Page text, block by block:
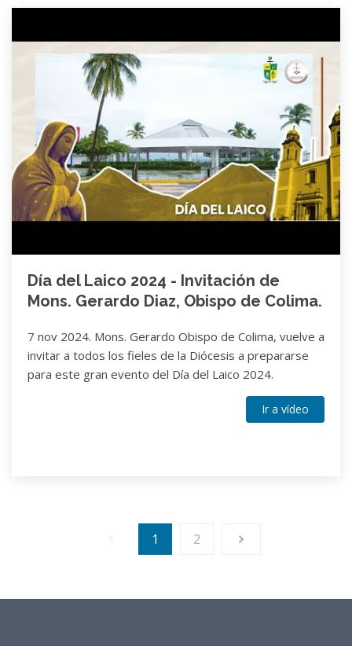
Día del Laico 2024 - Invitación de
Mons. Gerardo Diaz, Obispo de Colima.
7 nov 2024. Mons. Gerardo Obispo de Colima, vuelve a
invitar a todos los fieles de la Diócesis a prepararse
para este gran evento del Día del Laico 2024.
Ir a vídeo
1 2